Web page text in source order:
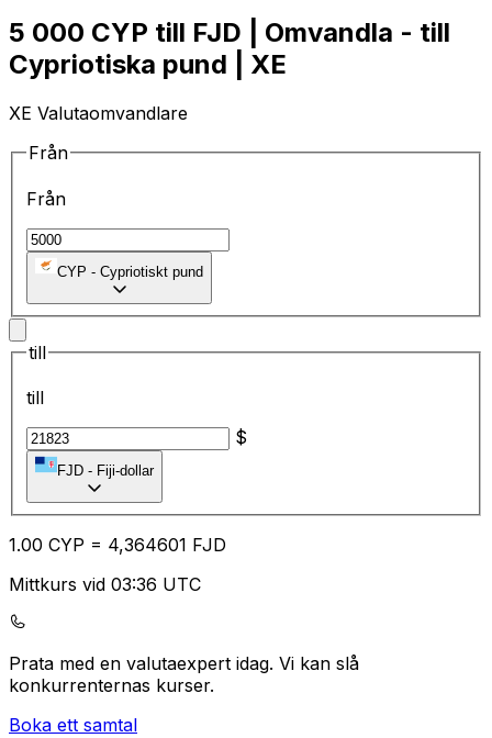
5 000 CYP till FJD | Omvandla - till
Cypriotiska pund | XE
XE Valutaomvandlare
Från
Från
CYP - Cypriotiskt pund
till
till
$
FJD - Fiji-dollar
1.00 CYP = 4,364601 FJD
Mittkurs vid 03:36 UTC
Prata med en valutaexpert idag. Vi kan slå
konkurrenternas kurser.
Boka ett samtal